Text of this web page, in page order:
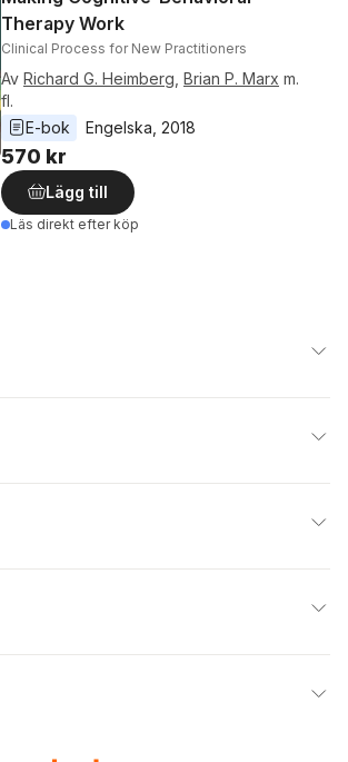
Therapy Work
Clinical Process for New Practitioners
Av Richard G. Heimberg Brian P. Marx m.
fl.
E-bok
Engelska 2018
570 kr
Lägg till
Läs direkt efter köp